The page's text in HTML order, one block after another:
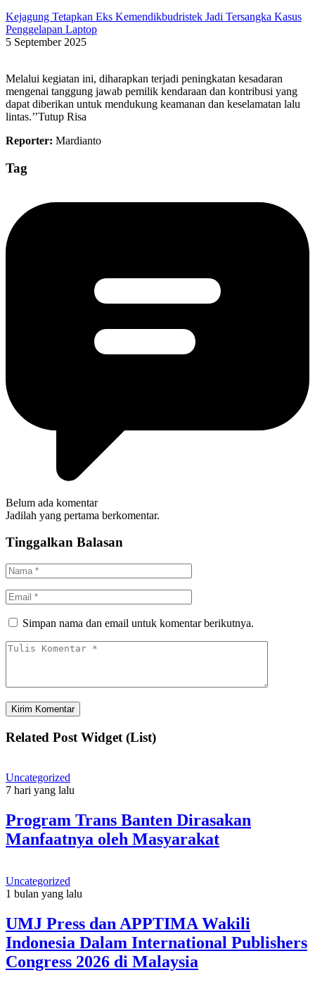
Kejagung Tetapkan Eks Kemendikbudristek Jadi Tersangka Kasus
Penggelapan Laptop
5 September 2025
Melalui kegiatan ini, diharapkan terjadi peningkatan kesadaran
mengenai tanggung jawab pemilik kendaraan dan kontribusi yang
dapat diberikan untuk mendukung keamanan dan keselamatan lalu
lintas.’’Tutup Risa
Reporter: Mardianto
Tag
Belum ada komentar
Jadilah yang pertama berkomentar.
Tinggalkan Balasan
Simpan nama dan email untuk komentar berikutnya.
Related Post Widget (List)
Uncategorized
7 hari yang lalu
Program Trans Banten Dirasakan
Manfaatnya oleh Masyarakat
Uncategorized
1 bulan yang lalu
UMJ Press dan APPTIMA Wakili
Indonesia Dalam International Publishers
Congress 2026 di Malaysia